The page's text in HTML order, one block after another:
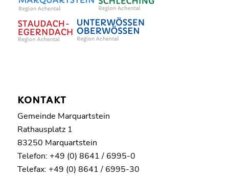
KONTAKT
Gemeinde Marquartstein
Rathausplatz 1
83250 Marquartstein
Telefon: +49 (0) 8641 / 6995-0
Telefax: +49 (0) 8641 / 6995-30